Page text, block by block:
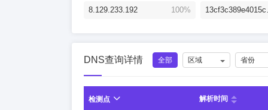
8.129.233.192 100%
DNS查询详情 全部 区域 省份
检测点 解析时间